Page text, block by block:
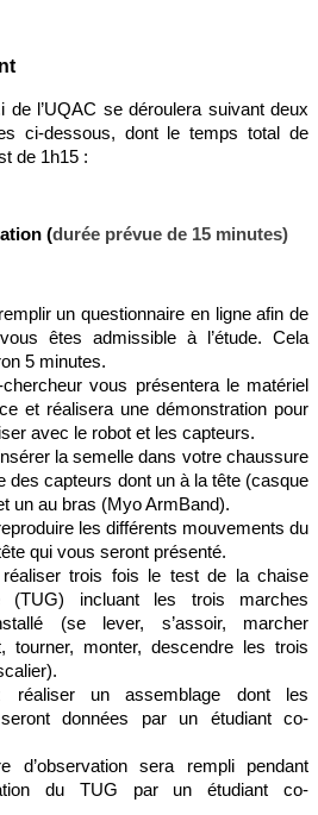
de l’UQAC se déroulera suivant deux
ci-dessous, dont le temps total de
de 1h15 :
(durée prévue de 15 minutes)
un questionnaire en ligne afin de
êtes admissible à l’étude. Cela
5 minutes.
chercheur vous présentera le matériel
et réalisera une démonstration pour
avec le robot et les capteurs.
la semelle dans votre chaussure
des capteurs dont un à la tête (casque
un au bras (Myo ArmBand).
les différents mouvements du
qui vous seront présenté.
trois fois le test de la chaise
(TUG) incluant les trois marches
(se lever, s’assoir, marcher
tourner, monter, descendre les trois
réaliser un assemblage dont les
données par un étudiant co-
d’observation sera rempli pendant
du TUG par un étudiant co-